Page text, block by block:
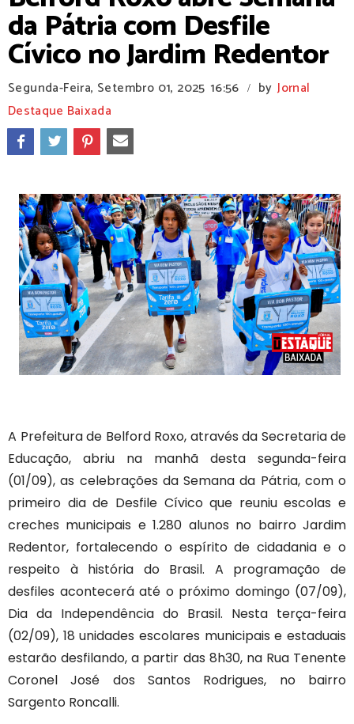
da Pátria com Desfile
Cívico no Jardim Redentor
Segunda-Feira, Setembro 01, 2025 16:56 / by Jornal
Destaque Baixada
A Prefeitura de Belford Roxo, através da Secretaria de
Educação, abriu na manhã desta segunda-feira
(01/09), as celebrações da Semana da Pátria, com o
primeiro dia de Desfile Cívico que reuniu escolas e
creches municipais e 1.280 alunos no bairro Jardim
Redentor, fortalecendo o espírito de cidadania e o
respeito à história do Brasil. A programação de
desfiles acontecerá até o próximo domingo (07/09),
Dia da Independência do Brasil. Nesta terça-feira
(02/09), 18 unidades escolares municipais e estaduais
estarão desfilando, a partir das 8h30, na Rua Tenente
Coronel José dos Santos Rodrigues, no bairro
Sargento Roncalli.